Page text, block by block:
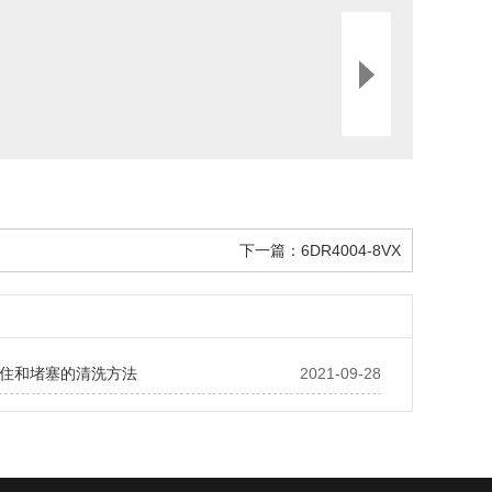
下一篇： 6DR4004-8VX
2021-09-28
和堵塞的清洗方法